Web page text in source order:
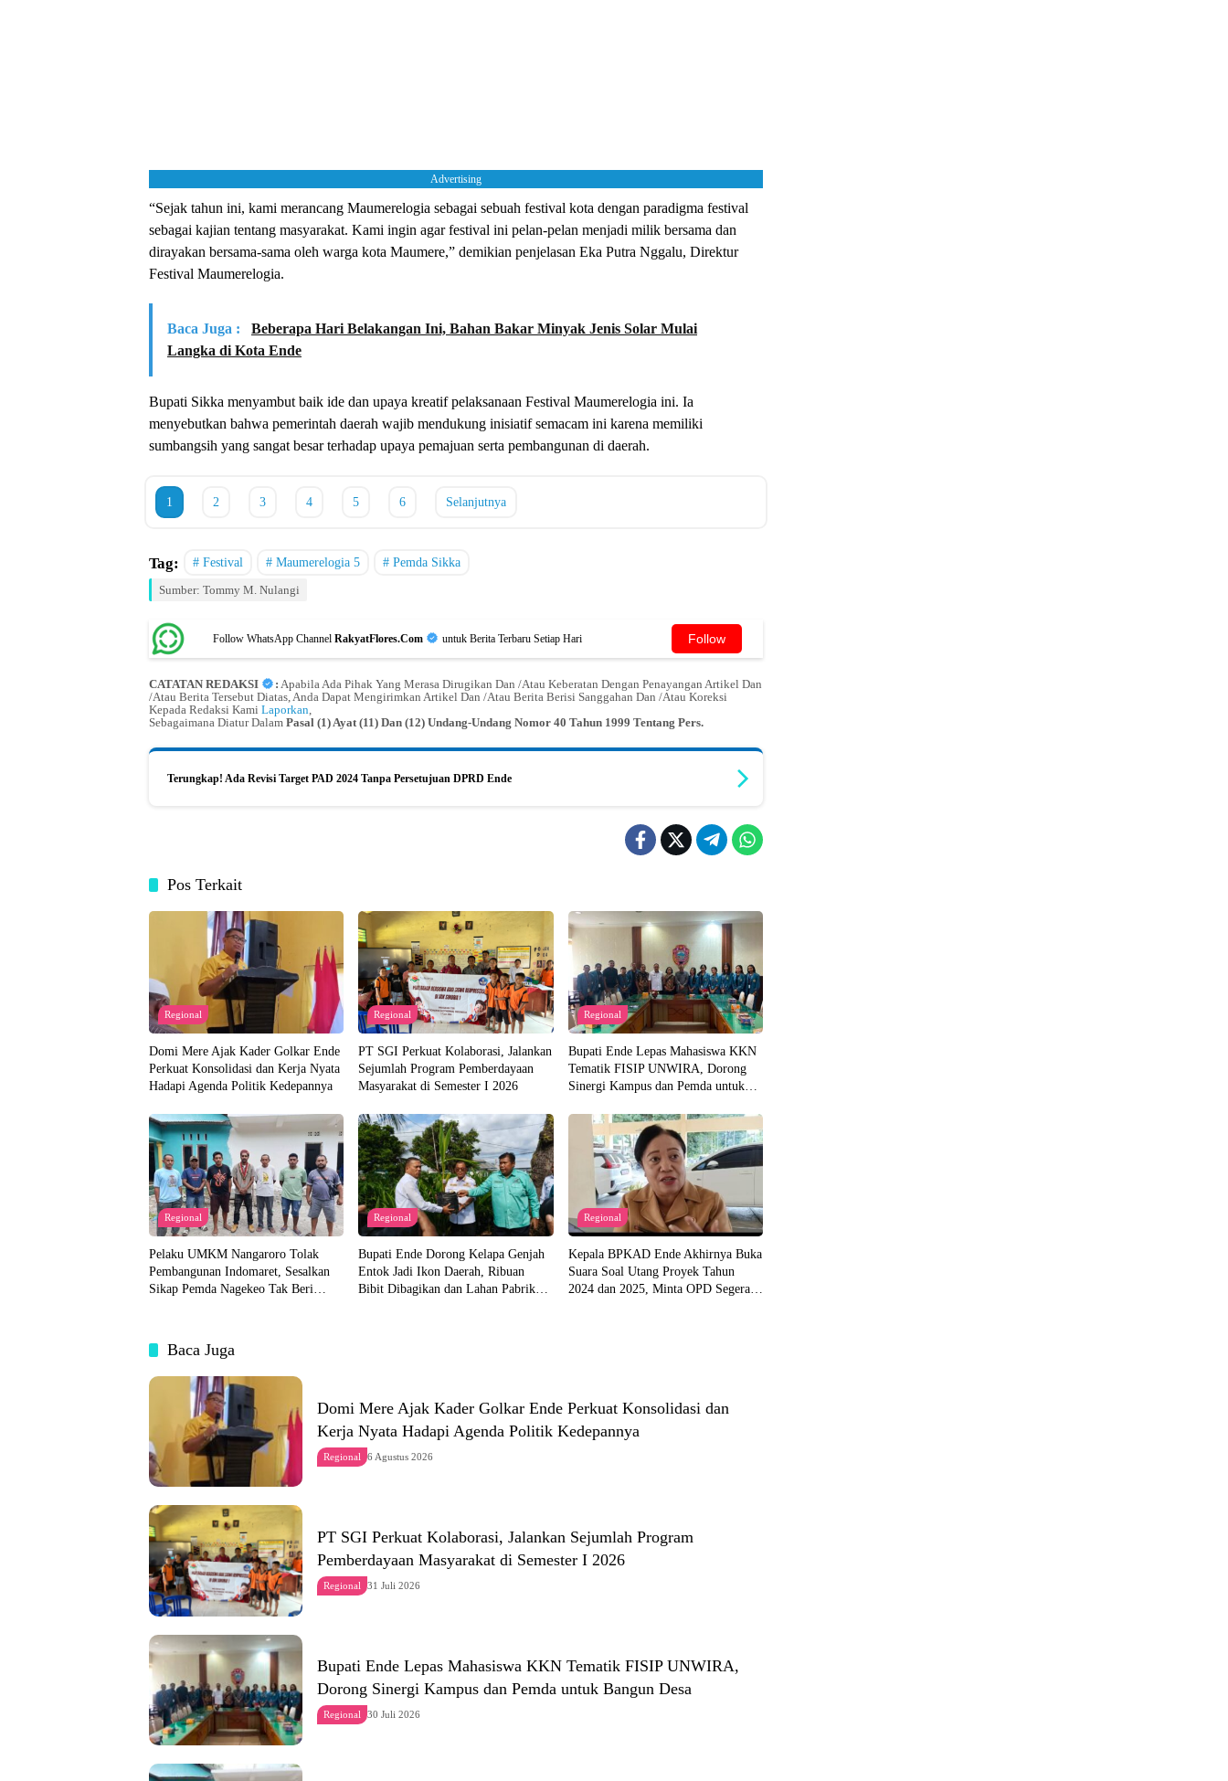
Advertising
“Sejak tahun ini, kami merancang Maumerelogia sebagai sebuah festival kota dengan paradigma festival
sebagai kajian tentang masyarakat. Kami ingin agar festival ini pelan-pelan menjadi milik bersama dan
dirayakan bersama-sama oleh warga kota Maumere,” demikian penjelasan Eka Putra Nggalu, Direktur
Festival Maumerelogia.
Baca Juga :
Beberapa Hari Belakangan Ini, Bahan Bakar Minyak Jenis Solar Mulai
Langka di Kota Ende
Bupati Sikka menyambut baik ide dan upaya kreatif pelaksanaan Festival Maumerelogia ini. Ia
menyebutkan bahwa pemerintah daerah wajib mendukung inisiatif semacam ini karena memiliki
sumbangsih yang sangat besar terhadap upaya pemajuan serta pembangunan di daerah.
1 2 3 4 5 6 Selanjutnya
Tag: Festival Maumerelogia 5
Pemda Sikka
Sumber: Tommy M. Nulangi
Follow WhatsApp Channel RakyatFlores.Com untuk Berita Terbaru Setiap Hari Follow
CATATAN REDAKSI : Apabila Ada Pihak Yang Merasa Dirugikan Dan /Atau Keberatan Dengan Penayangan Artikel Dan
/Atau Berita Tersebut Diatas, Anda Dapat Mengirimkan Artikel Dan /Atau Berita Berisi Sanggahan Dan /Atau Koreksi
Kepada Redaksi Kami Laporkan,
Sebagaimana Diatur Dalam Pasal (1) Ayat (11) Dan (12) Undang-Undang Nomor 40 Tahun 1999 Tentang Pers.
Terungkap! Ada Revisi Target PAD 2024 Tanpa Persetujuan DPRD Ende
Pos Terkait
Regional
Domi Mere Ajak Kader Golkar Ende
Perkuat Konsolidasi dan Kerja Nyata
Hadapi Agenda Politik Kedepannya
Regional
PT SGI Perkuat Kolaborasi, Jalankan
Sejumlah Program Pemberdayaan
Masyarakat di Semester I 2026
Regional
Bupati Ende Lepas Mahasiswa KKN
Tematik FISIP UNWIRA, Dorong
Sinergi Kampus dan Pemda untuk
Regional
Pelaku UMKM Nangaroro Tolak
Pembangunan Indomaret, Sesalkan
Sikap Pemda Nagekeo Tak Beri
Regional
Bupati Ende Dorong Kelapa Genjah
Entok Jadi Ikon Daerah, Ribuan
Bibit Dibagikan dan Lahan Pabrik
Regional
Kepala BPKAD Ende Akhirnya Buka
Suara Soal Utang Proyek Tahun
2024 dan 2025, Minta OPD Segera
Baca Juga
Domi Mere Ajak Kader Golkar Ende Perkuat Konsolidasi dan
Kerja Nyata Hadapi Agenda Politik Kedepannya
Regional 6 Agustus 2026
PT SGI Perkuat Kolaborasi, Jalankan Sejumlah Program
Pemberdayaan Masyarakat di Semester I 2026
Regional 31 Juli 2026
Bupati Ende Lepas Mahasiswa KKN Tematik FISIP UNWIRA,
Dorong Sinergi Kampus dan Pemda untuk Bangun Desa
Regional 30 Juli 2026